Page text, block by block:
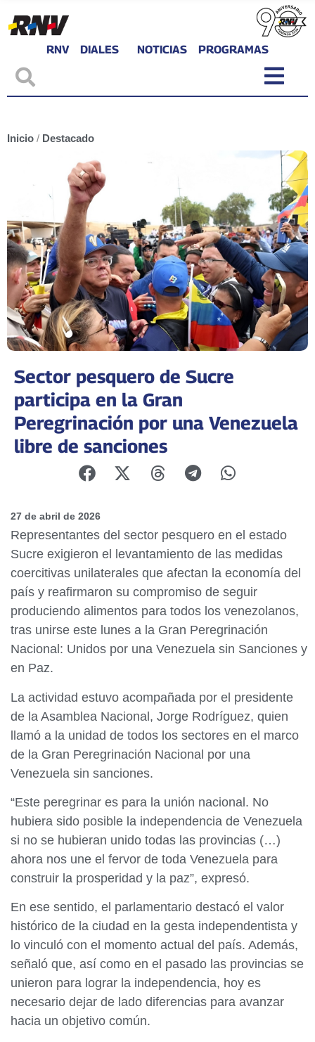
RNV DIALES NOTICIAS PROGRAMAS
Inicio / Destacado
Sector pesquero de Sucre
participa en la Gran
Peregrinación por una Venezuela
libre de sanciones
27 de abril de 2026
Representantes del sector pesquero en el estado
Sucre exigieron el levantamiento de las medidas
coercitivas unilaterales que afectan la economía del
país y reafirmaron su compromiso de seguir
produciendo alimentos para todos los venezolanos,
tras unirse este lunes a la Gran Peregrinación
Nacional: Unidos por una Venezuela sin Sanciones y
en Paz.
La actividad estuvo acompañada por el presidente
de la Asamblea Nacional, Jorge Rodríguez, quien
llamó a la unidad de todos los sectores en el marco
de la Gran Peregrinación Nacional por una
Venezuela sin sanciones.
“Este peregrinar es para la unión nacional. No
hubiera sido posible la independencia de Venezuela
si no se hubieran unido todas las provincias (…)
ahora nos une el fervor de toda Venezuela para
construir la prosperidad y la paz”, expresó.
En ese sentido, el parlamentario destacó el valor
histórico de la ciudad en la gesta independentista y
lo vinculó con el momento actual del país. Además,
señaló que, así como en el pasado las provincias se
unieron para lograr la independencia, hoy es
necesario dejar de lado diferencias para avanzar
hacia un objetivo común.